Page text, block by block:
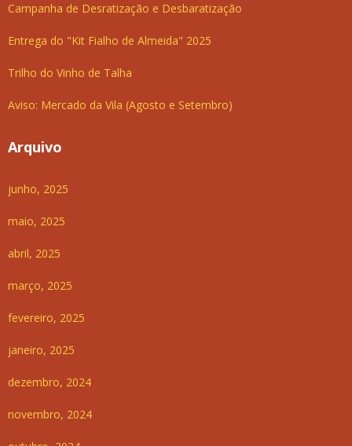
Campanha de Desratização e Desbaratização
Entrega do "Kit Fialho de Almeida" 2025
Trilho do Vinho de Talha
Aviso: Mercado da Vila (Agosto e Setembro)
Arquivo
junho, 2025
maio, 2025
abril, 2025
março, 2025
fevereiro, 2025
janeiro, 2025
dezembro, 2024
novembro, 2024